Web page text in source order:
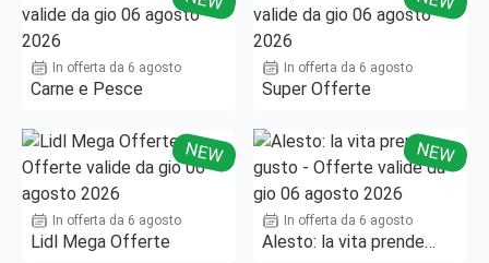
In offerta da 6 agosto
Carne e Pesce
In offerta da 6 agosto
Super Offerte
NEW
In offerta da 6 agosto
Lidl Mega Offerte
NEW
In offerta da 6 agosto
Alesto: la vita prende